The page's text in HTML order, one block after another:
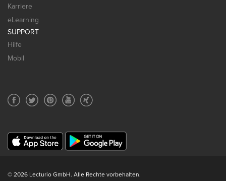
Karriere
eLearning
SUPPORT
Hilfe
Mobil
© 2026 Lecturio GmbH. Alle Rechte vorbehalten.